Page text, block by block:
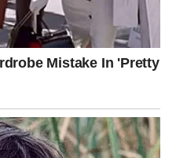
ljubavi, poštovanju i
koje napravimo mogu imati
da je kraj. Kroz
i potragom za
ka ispravci i ponovnom